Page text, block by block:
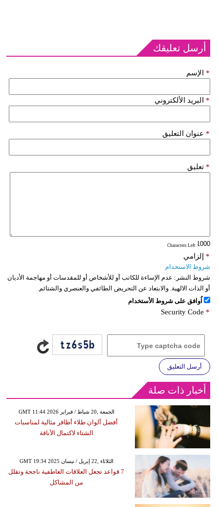
أرسل تعليقك
الإسم *
البريد الألكتروني *
عنوان التعليق *
تعليق *
: Characters Left
إلزامي *
شروط الاستخدام
شروط النشر: عدم الإساءة للكاتب أو للأشخاص أو للمقدسات أو مهاجمة الأديان
أو الذات الالهية. والابتعاد عن التحريض الطائفي والعنصري والشتائم.
اُوافق على شروط الأستخدام
Security Code *
أرسل التعليق
أخبار ذات صلة
GMT 11:44 2026 الجمعة ,20 شباط / فبراير
أفضل ألوان طلاء أظافر مثالية لمناسبات
الشتاء لاكتمال الأناقة
GMT 19:34 2025 الثلاثاء ,22 إبريل / نيسان
7 قواعد تجعل العلاقات العاطفية ناجحة وتقلل
من المشاكل